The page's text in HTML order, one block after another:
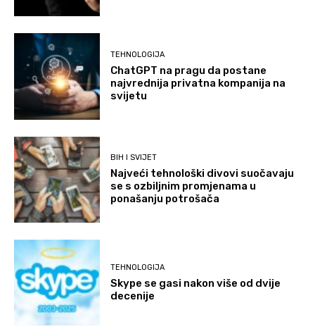
TEHNOLOGIJA
ChatGPT na pragu da postane
najvrednija privatna kompanija na
svijetu
BIH I SVIJET
Najveći tehnološki divovi suočavaju
se s ozbiljnim promjenama u
ponašanju potrošača
TEHNOLOGIJA
Skype se gasi nakon više od dvije
decenije